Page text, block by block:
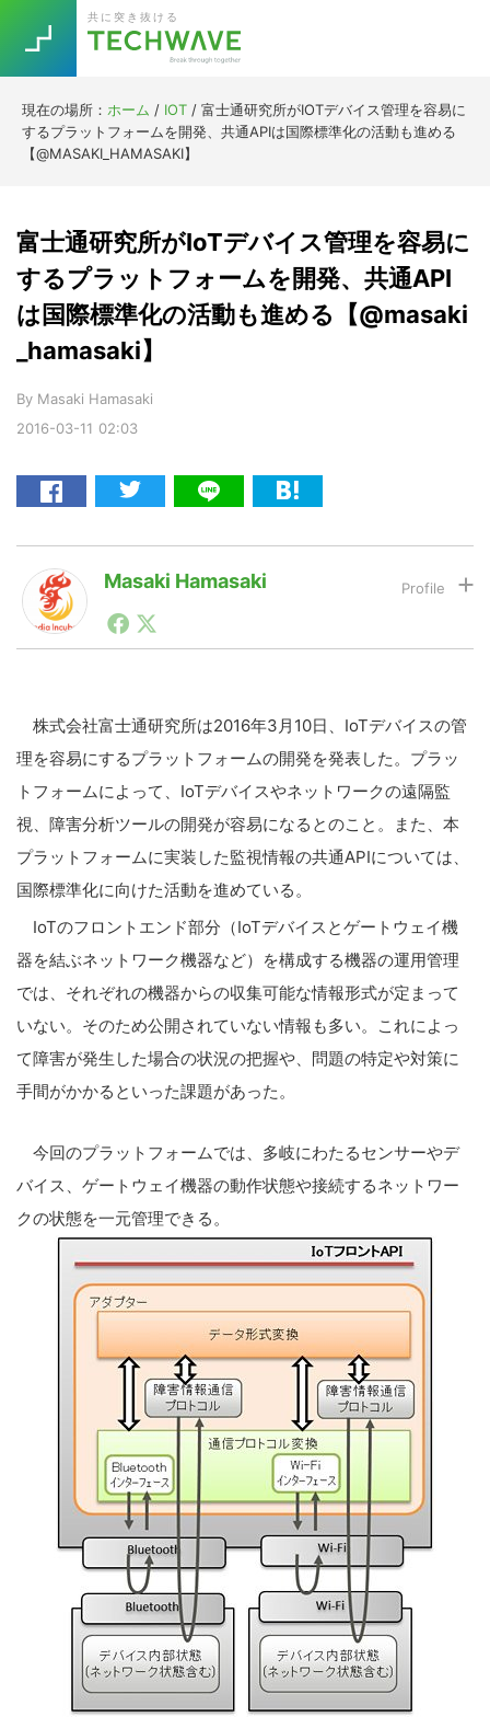
primary
navigation
main
content
primary
sidebar
footer
共に突き抜ける
現在の場所： ホーム / IOT / 富士通研究所がIOTデバイス管理を容易に
するプラットフォームを開発、共通APIは国際標準化の活動も進める
【@MASAKI_HAMASAKI】
2016-03-11 02:03
富士通研究所がIoTデバイス管理を容易に
するプラットフォームを開発、共通API
は国際標準化の活動も進める【@masaki
_hamasaki】
By Masaki Hamasaki
Masaki Hamasaki
株式会社メディアインキュベートの代表取締役社長。
で支援。
過去に夕刊紙、ポータルサイト、動画メディア、複数の
ニュースサイト、キュレーションメディア、コミュニテ
ィ型CGMのディレクター他、マーケティング、事業開
発、編集、運用、営業を経験。
株式会社富士通研究所は2016年3月10日、IoTデバイスの管
理を容易にするプラットフォームの開発を発表した。プラッ
トフォームによって、IoTデバイスやネットワークの遠隔監
視、障害分析ツールの開発が容易になるとのこと。また、本
プラットフォームに実装した監視情報の共通APIについては、
国際標準化に向けた活動を進めている。
IoTのフロントエンド部分（IoTデバイスとゲートウェイ機
器を結ぶネットワーク機器など）を構成する機器の運用管理
では、それぞれの機器からの収集可能な情報形式が定まって
いない。そのため公開されていない情報も多い。これによっ
て障害が発生した場合の状況の把握や、問題の特定や対策に
手間がかかるといった課題があった。
今回のプラットフォームでは、多岐にわたるセンサーやデ
バイス、ゲートウェイ機器の動作状態や接続するネットワー
クの状態を一元管理できる。
TOPICS
AI
暗号資産
Drone
VR/AR
[Startup]
[Voice Edition]
[YouTube]
LINE
投資家登録
特集
Block Data Bank
Trend
Keywords
今話題の注目キーワード
5G Asana テレワーク
ニューノーマル